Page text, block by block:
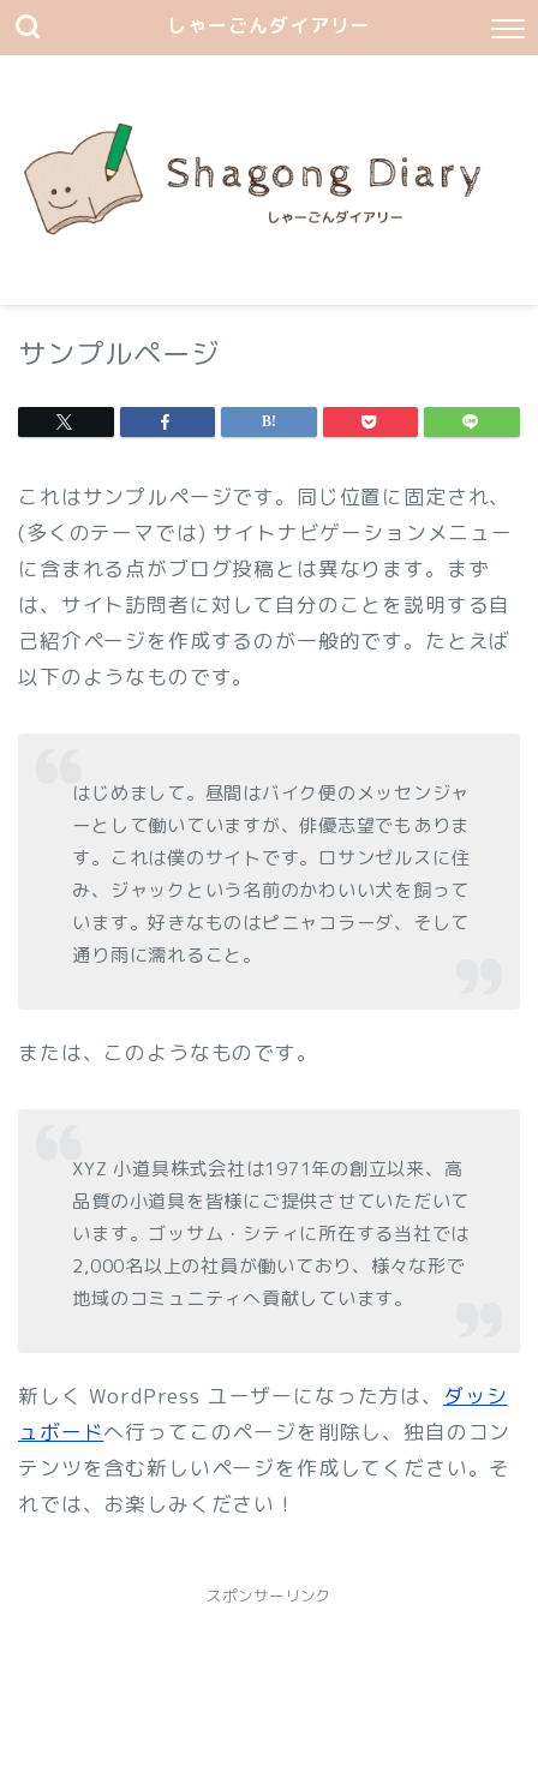
しゃーごんダイアリー
サンプルページ
これはサンプルページです。同じ位置に固定され、
(多くのテーマでは) サイトナビゲーションメニュー
に含まれる点がブログ投稿とは異なります。まず
は、サイト訪問者に対して自分のことを説明する自
己紹介ページを作成するのが一般的です。たとえば
以下のようなものです。
はじめまして。昼間はバイク便のメッセンジャ
ーとして働いていますが、俳優志望でもありま
す。これは僕のサイトです。ロサンゼルスに住
み、ジャックという名前のかわいい犬を飼って
います。好きなものはピニャコラーダ、そして
通り雨に濡れること。
または、このようなものです。
XYZ 小道具株式会社は1971年の創立以来、高
品質の小道具を皆様にご提供させていただいて
います。ゴッサム・シティに所在する当社では
2,000名以上の社員が働いており、様々な形で
地域のコミュニティへ貢献しています。
新しく WordPress ユーザーになった方は、 ダッシ
ュボードへ行ってこのページを削除し、独自のコン
テンツを含む新しいページを作成してください。そ
れでは、お楽しみください !
スポンサーリンク